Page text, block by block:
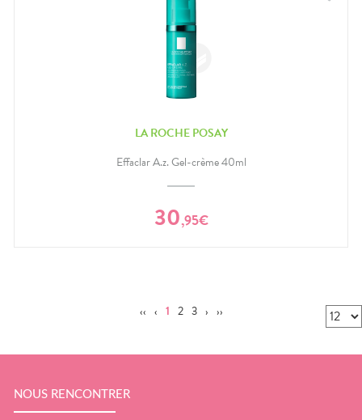
LA ROCHE POSAY
Effaclar A.z. Gel-crème 40ml
30,95€
‹‹ ‹ 1 2 3 › ››
NOUS RENCONTRER